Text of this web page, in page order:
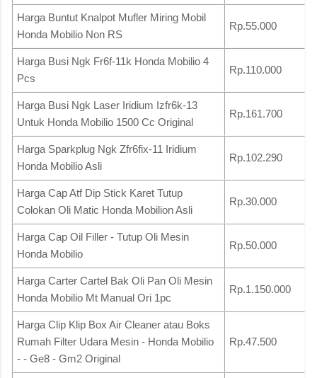
Harga Buntut Knalpot Mufler Miring Mobil
Honda Mobilio Non RS
Rp.55.000
Harga Busi Ngk Fr6f-11k Honda Mobilio 4
Pcs
Rp.110.000
Harga Busi Ngk Laser Iridium Izfr6k-13
Untuk Honda Mobilio 1500 Cc Original
Rp.161.700
Harga Sparkplug Ngk Zfr6fix-11 Iridium
Honda Mobilio Asli
Rp.102.290
Harga Cap Atf Dip Stick Karet Tutup
Colokan Oli Matic Honda Mobilion Asli
Rp.30.000
Harga Cap Oil Filler - Tutup Oli Mesin
Honda Mobilio
Rp.50.000
Harga Carter Cartel Bak Oli Pan Oli Mesin
Honda Mobilio Mt Manual Ori 1pc
Rp.1.150.000
Harga Clip Klip Box Air Cleaner atau Boks
Rumah Filter Udara Mesin - Honda Mobilio
- - Ge8 - Gm2 Original
Rp.47.500